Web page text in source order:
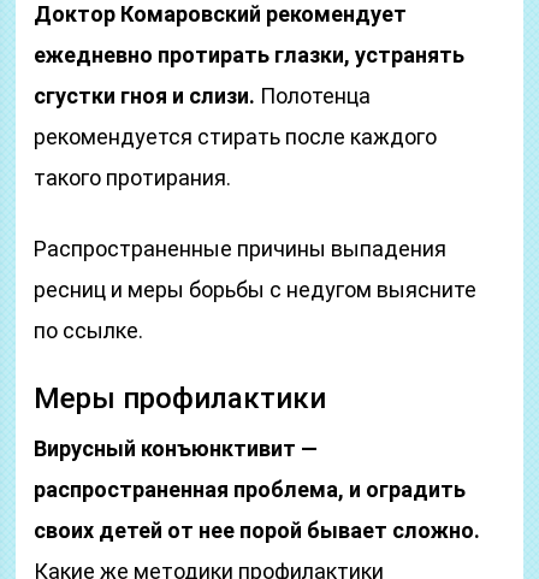
Доктор Комаровский рекомендует
ежедневно протирать глазки, устранять
сгустки гноя и слизи. Полотенца
рекомендуется стирать после каждого
такого протирания.
Распространенные причины выпадения
ресниц и меры борьбы с недугом выясните
по ссылке.
Меры профилактики
Вирусный конъюнктивит —
распространенная проблема, и оградить
своих детей от нее порой бывает сложно.
Какие же методики профилактики